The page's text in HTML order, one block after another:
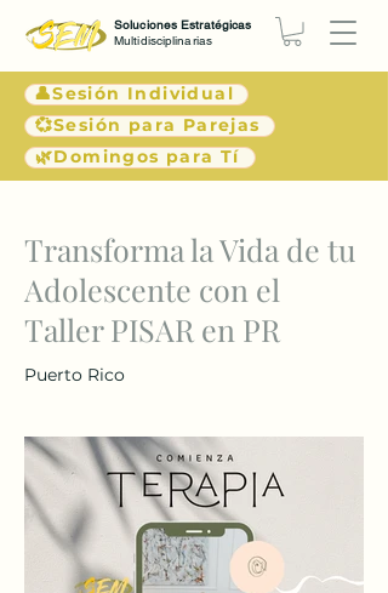
👤Sesión Individual
💞Sesión para Parejas
🌿Domingos para Tí
Soluciones Estratégicas
Multidisciplinarias
< Atrás
Transforma la Vida de tu
Adolescente con el
Taller PISAR en PR
Puerto Rico